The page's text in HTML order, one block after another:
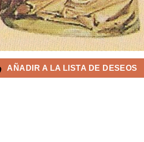
AÑADIR A LA LISTA DE DESEOS